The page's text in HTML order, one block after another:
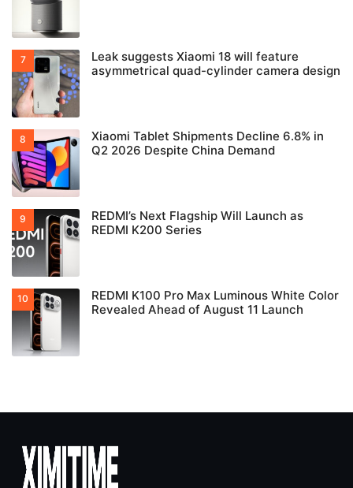
Leak suggests Xiaomi 18 will feature
asymmetrical quad-cylinder camera design
Xiaomi Tablet Shipments Decline 6.8% in
Q2 2026 Despite China Demand
REDMI’s Next Flagship Will Launch as
REDMI K200 Series
REDMI K100 Pro Max Luminous White Color
Revealed Ahead of August 11 Launch